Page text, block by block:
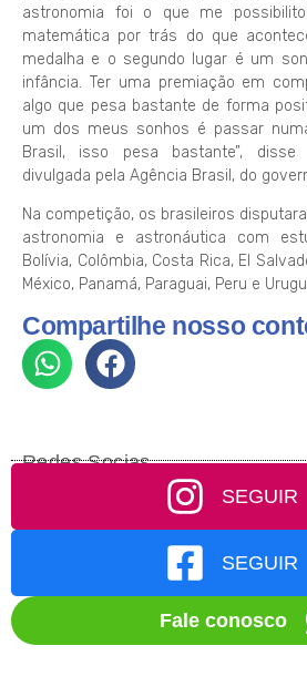
astronomia foi o que me
matemática por trás do que
medalha e o segundo lugar é um
infância. Ter uma premiação em
algo que pesa bastante de forma
um dos meus sonhos é passar
Brasil, isso pesa bastante”,
divulgada pela Agência Brasil, do
Na competição, os brasileiros
astronomia e astronáutica com
Bolívia, Colômbia, Costa Rica, El
México, Panamá, Paraguai, Peru e
Compartilhe nosso
Redes Socias
SEGUIR
SEGUIR
Fale conosco